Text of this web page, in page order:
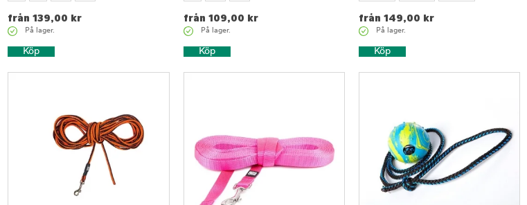
från 139,00 kr
På lager.
Köp
från 109,00 kr
På lager.
Köp
från 149,00 kr
På lager.
Köp